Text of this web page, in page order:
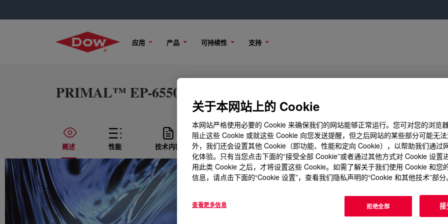
应用 产品 可持续性 支持
PRIMAL™ EP-6550 Water-Borne Binder
概述 性能 技术内容 样品选项 购买选项
关于本网站上的 Cookie
本网站严格使用必要的 Cookie 来确保我们的网站能够正常运行。您可对您的浏览
阻止这些 Cookie 或就这些 Cookie 向您发送提醒，但之后网站的某些部分可能无
外，我们还会设置其他 Cookie（即功能、性能和定向 Cookie），以帮助我们通过
化体验。只有当您点击下面的“接受全部 Cookie”或者通过其他方式对 Cookie 设置
用此类 Cookie 之后，才将设置这些 Cookie。如需了解关于我们使用 Cookie 和您
信息，请点击下面的“Cookie 设置”，查看我们隐私声明的“Cookie 和其他技术”部分
查看更多信息 拒绝全部 接